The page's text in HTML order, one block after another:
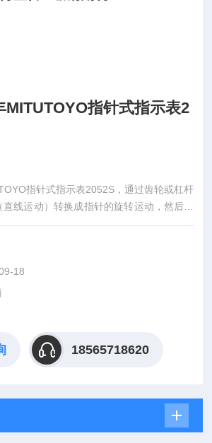
MITUTOYO指针式指示表2
指针式指示表2052S，通过齿轮或杠杆
线运动）转换成指针的旋转运动，然后在
度测量仪器。
18
18565718620